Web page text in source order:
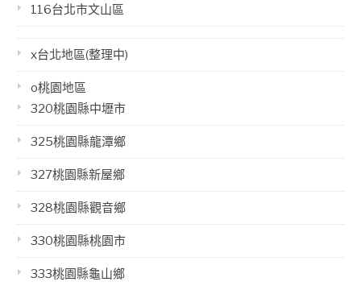
116台北市文山區
x台北地區(整理中)
o桃園地區
320桃園縣中壢市
325桃園縣龍潭鄉
327桃園縣新屋鄉
328桃園縣觀音鄉
330桃園縣桃園市
333桃園縣龜山鄉